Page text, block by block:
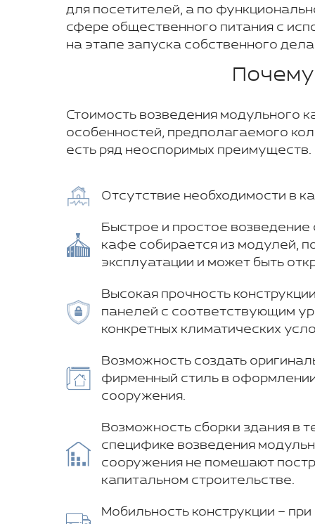
для посетителей, а по
сфере общественного питания с
на этапе запуска собственного
Стоимость возведения модульного
особенностей, предполагаемого
есть ряд неоспоримых преимуществ.
Отсутствие необходимости в
Быстрое и простое возведение
кафе собирается из модулей,
эксплуатации и может быть
Высокая прочность
панелей с соответствующим
конкретных климатических
Возможность создать
фирменный стиль в
сооружения.
Возможность сборки здания в
специфике возведения
сооружения не помешают
капитальном строительстве.
Мобильность конструкции –